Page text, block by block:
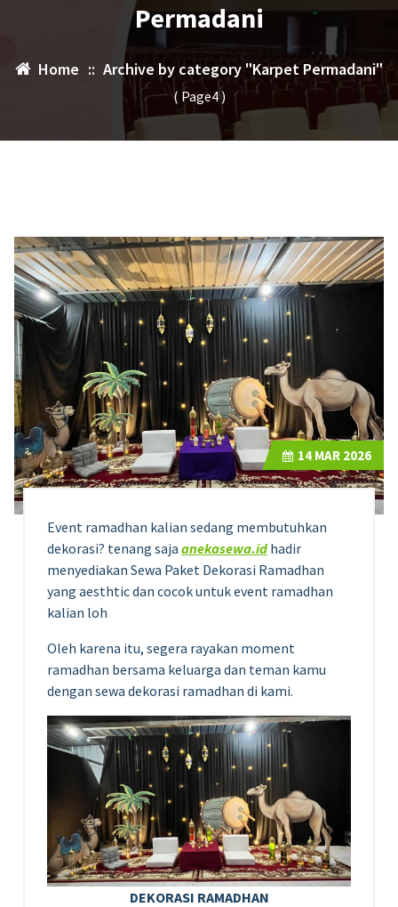
Permadani
Home :: Archive by category "Karpet Permadani"
( Page4 )
Event ramadhan kalian sedang membutuhkan
dekorasi? tenang saja anekasewa.idhadir
menyediakan Sewa Paket Dekorasi Ramadhan
yang aesthtic dan cocok untuk event ramadhan
kalian loh
Oleh karena itu, segera rayakan moment
ramadhan bersama keluarga dan teman kamu
dengan sewa dekorasi ramadhan di kami.
DEKORASI RAMADHAN
14 MAR 2026